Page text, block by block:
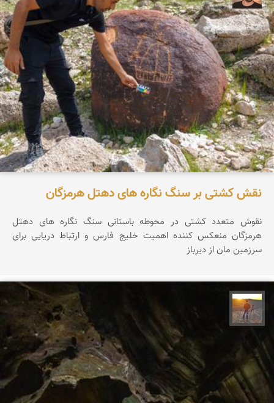
نقش کشتی بر سنگ نگاره های دهتل هرمزگان
نقوش متعدد کشتی در محوطه باستانی سنگ نگاره های دهتل
هرمزگان منعکس کننده اهمیت خلیج فارس و ارتباط دریایی برای
سرزمین مان از دیرباز